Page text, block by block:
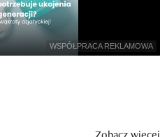
WSPÓŁPRACA REKLAMOWA